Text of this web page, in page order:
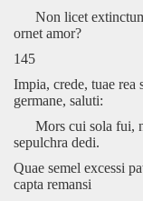
Non licet
ornet amor?
145
Impia, crede, tuae rea
germane, saluti:
Mors cui sola fui,
sepulchra dedi.
Quae semel excessi
capta remansi